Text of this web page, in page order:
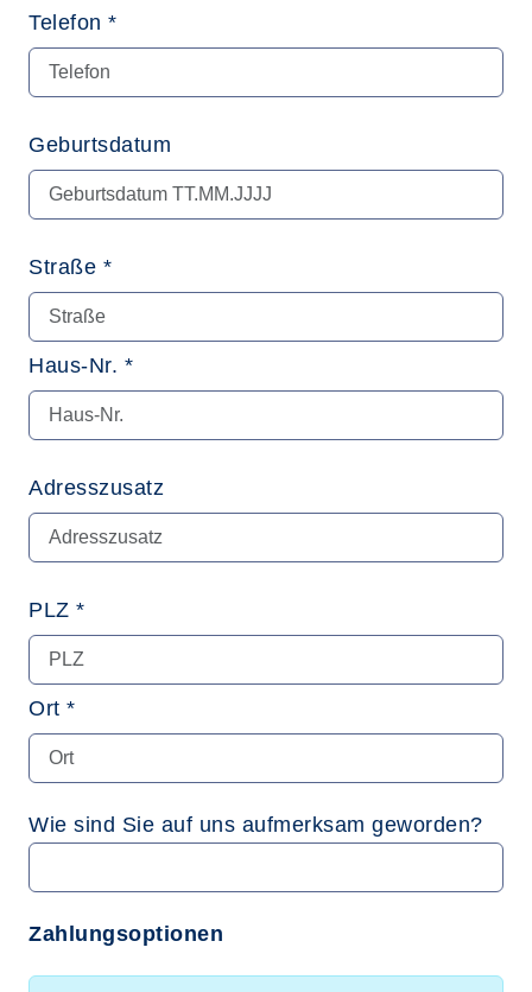
Telefon *
Geburtsdatum
Straße *
Haus-Nr. *
Adresszusatz
PLZ *
Ort *
Wie sind Sie auf uns aufmerksam geworden?
Zahlungsoptionen